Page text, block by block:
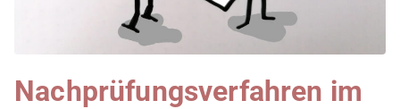
Nachprüfungsverfahren im